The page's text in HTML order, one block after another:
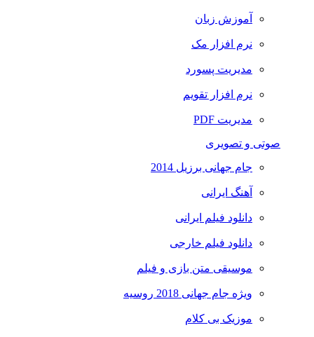
آموزش زبان
نرم افزار مک
مدیریت پسورد
نرم افزار تقویم
مدیریت PDF
صوتی و تصویری
جام جهانی برزیل 2014
آهنگ ایرانی
دانلود فیلم ایرانی
دانلود فیلم خارجی
موسیقی متن بازی و فیلم
ویژه جام جهانی 2018 روسیه
موزیک بی کلام